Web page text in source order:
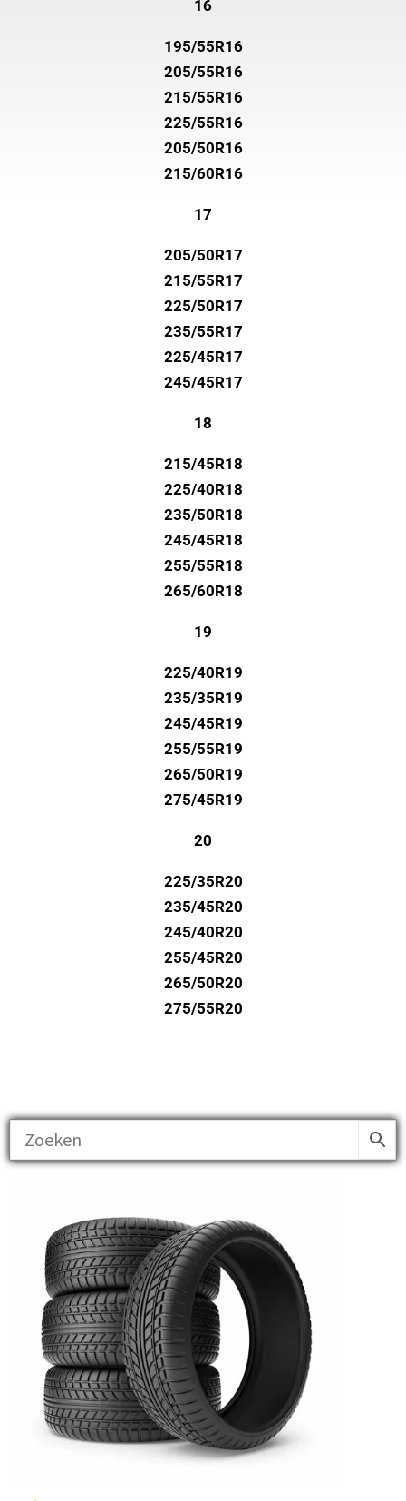
16
195/55R16
205/55R16
215/55R16
225/55R16
205/50R16
215/60R16
17
205/50R17
215/55R17
225/50R17
235/55R17
225/45R17
245/45R17
18
215/45R18
225/40R18
235/50R18
245/45R18
255/55R18
265/60R18
19
225/40R19
235/35R19
245/45R19
255/55R19
265/50R19
275/45R19
20
225/35R20
235/45R20
245/40R20
255/45R20
265/50R20
275/55R20